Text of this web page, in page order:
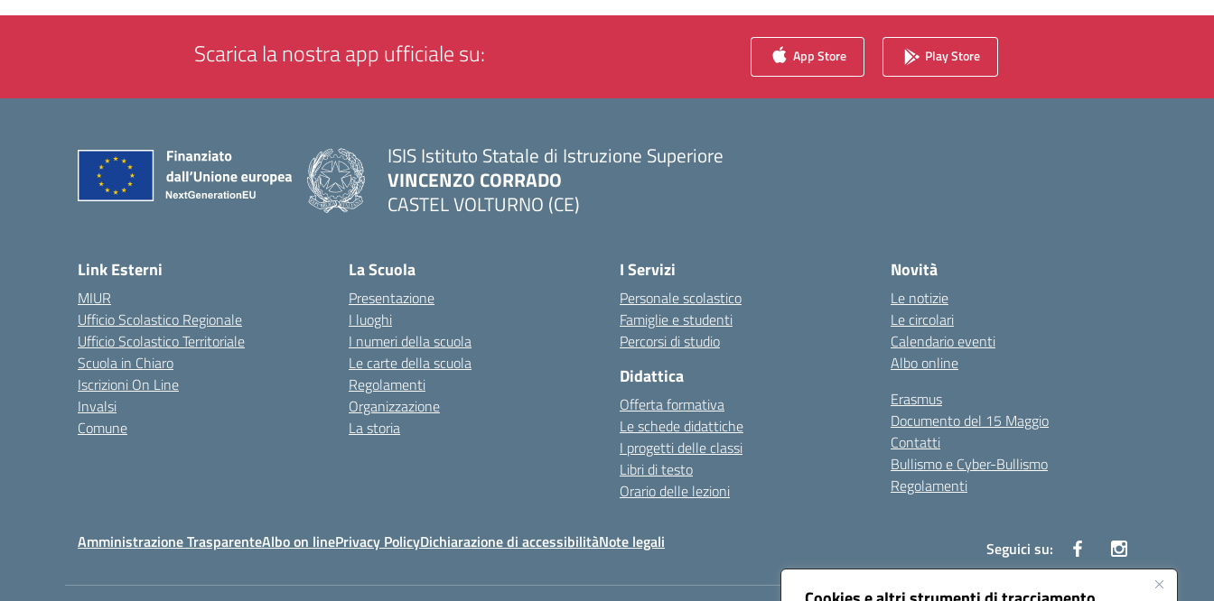
Scarica la nostra app ufficiale su: App Store Play Store
ISIS Istituto Statale di Istruzione Superiore
VINCENZO CORRADO
CASTEL VOLTURNO (CE)
Link Esterni
MIUR
Ufficio Scolastico Regionale
Ufficio Scolastico Territoriale
Scuola in Chiaro
Iscrizioni On Line
Invalsi
Comune
La Scuola
Presentazione
I luoghi
I numeri della scuola
Le carte della scuola
Regolamenti
Organizzazione
La storia
I Servizi
Personale scolastico
Famiglie e studenti
Percorsi di studio
Didattica
Offerta formativa
Le schede didattiche
I progetti delle classi
Libri di testo
Orario delle lezioni
Novità
Le notizie
Le circolari
Calendario eventi
Albo online
Erasmus
Documento del 15 Maggio
Contatti
Bullismo e Cyber-Bullismo
Regolamenti
Amministrazione TrasparenteAlbo on linePrivacy PolicyDichiarazione di accessibilitàNote legali Seguici su: